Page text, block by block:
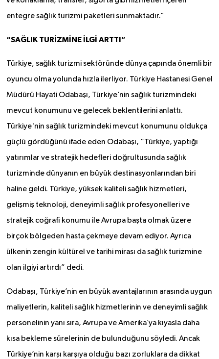
entegre sağlık turizmi paketleri sunmaktadır.”
“SAĞLIK TURİZMİNE İLGİ ARTTI”
Türkiye, sağlık turizmi sektöründe dünya çapında önemli bir
oyuncu olma yolunda hızla ilerliyor. Türkiye Hastanesi Genel
Müdürü Hayati Odabaşı, Türkiye’nin sağlık turizmindeki
mevcut konumunu ve gelecek beklentilerini anlattı.
Türkiye'nin sağlık turizmindeki mevcut konumunu oldukça
güçlü gördüğünü ifade eden Odabaşı, “Türkiye, yaptığı
yatırımlar ve stratejik hedefleri doğrultusunda sağlık
turizminde dünyanın en büyük destinasyonlarından biri
haline geldi. Türkiye, yüksek kaliteli sağlık hizmetleri,
gelişmiş teknoloji, deneyimli sağlık profesyonelleri ve
stratejik coğrafi konumu ile Avrupa başta olmak üzere
birçok bölgeden hasta çekmeye devam ediyor. Ayrıca
ülkenin zengin kültürel ve tarihi mirası da sağlık turizmine
olan ilgiyi artırdı” dedi.
Odabaşı, Türkiye’nin en büyük avantajlarının arasında uygun
maliyetlerin, kaliteli sağlık hizmetlerinin ve deneyimli sağlık
personelinin yanı sıra, Avrupa ve Amerika’ya kıyasla daha
kısa bekleme sürelerinin de bulunduğunu söyledi. Ancak
Türkiye’nin karşı karşıya olduğu bazı zorluklara da dikkat